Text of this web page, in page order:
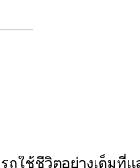
ใช้ชีวิตอย่างเต็มที่